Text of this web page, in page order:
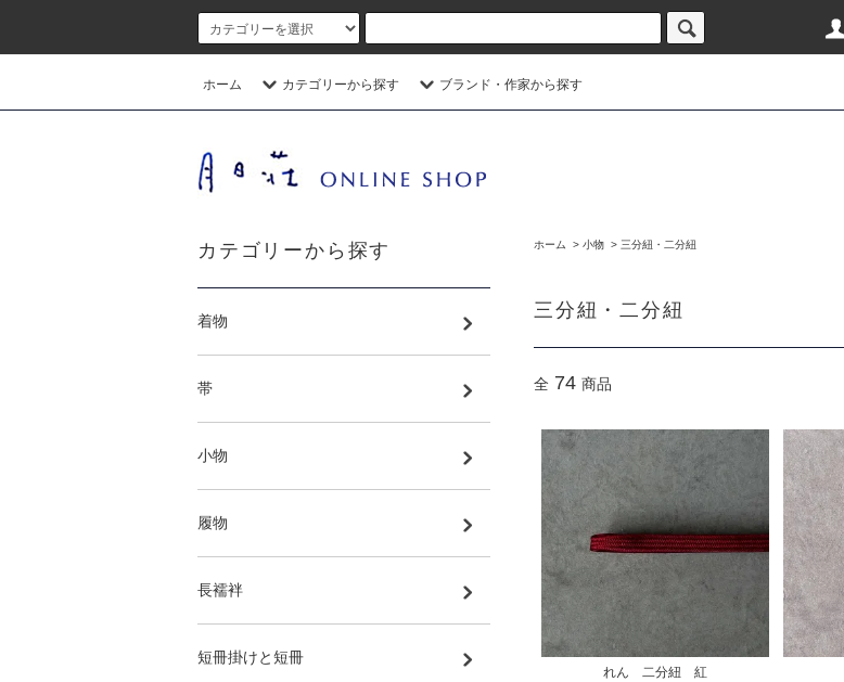
ホーム カテゴリーから探す ブランド・作家から探す
ホーム > 小物 > 三分紐・二分紐
三分紐・二分紐
全 74 商品
れん 二分紐 紅
カテゴリーから探す
着物
帯
小物
履物
長襦袢
短冊掛けと短冊